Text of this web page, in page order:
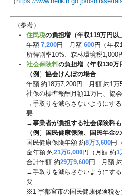
（参考）
住民税の負担増（年収119万円以
年額 7,200円 月額 600円（年収
所得割率10%、森林環境税1,000
社会保険料の負担増（年収130万
（例）協会けんぽの場合
年額 約18万7,200円 月額 約1万
社保の標準報酬月額11万円、協
→手取りを減らさないようにす
要
→事業者が負担する社会保険料も
（例）国民健康保険、国民年金
国民健康保険年額 約8万3,600円
金年額 約21万6,000円（月額 約1
合計年額 約29万9,600円 月額 約
→手取りを減らさないようにす
要
※1 宇都宮市の国民健康保険税を